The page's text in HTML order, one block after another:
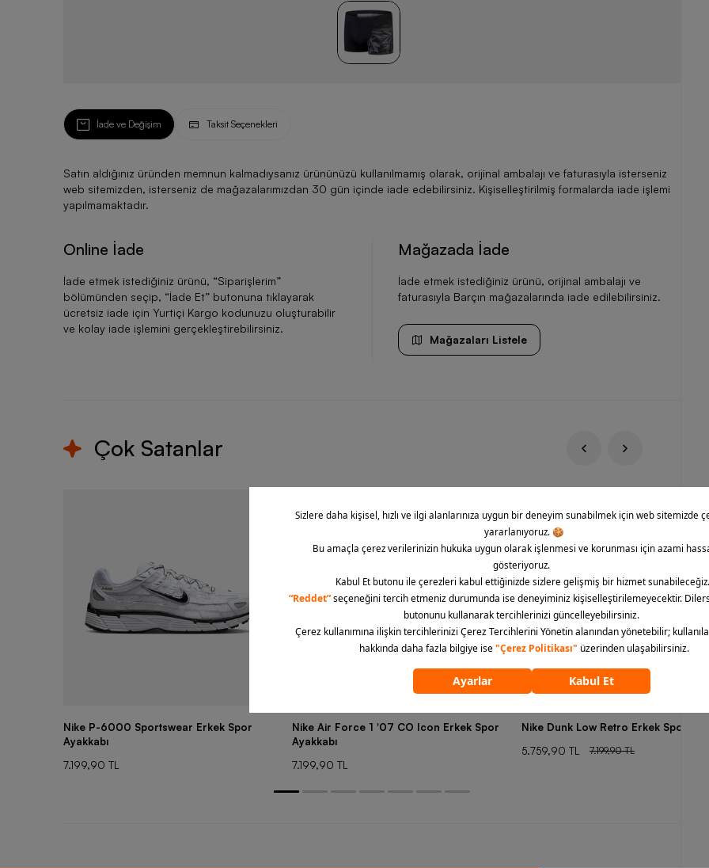
İade ve Değişim Taksit Seçenekleri
Satın aldığınız üründen memnun kalmadıysanız ürününüzü kullanılmamış olarak, orijinal ambalajı ve faturasıyla isterseniz
web sitemizden, isterseniz de mağazalarımızdan 30 gün içinde iade edebilirsiniz. Kişiselleştirilmiş formalarda iade işlemi
yapılmamaktadır.
Online İade
İade etmek istediğiniz ürünü, “Siparişlerim”
bölümünden seçip, “İade Et” butonuna tıklayarak
ücretsiz iade için Yurtiçi Kargo kodunuzu oluşturabilir
ve kolay iade işlemini gerçekleştirebilirsiniz.
Mağazada İade
İade etmek istediğiniz ürünü, orijinal ambalajı ve
faturasıyla Barçın mağazalarında iade edilebilirsiniz.
Mağazaları Listele
Çok Satanlar
Nike P-6000 Sportswear Erkek Spor
Ayakkabı
7.199,90 TL
Nike Air Force 1 '07 CO Icon Erkek Spor
Ayakkabı
7.199,90 TL
Nike Dunk Low Retro Erkek Spor
5.759,90 TL
7.199,90 TL